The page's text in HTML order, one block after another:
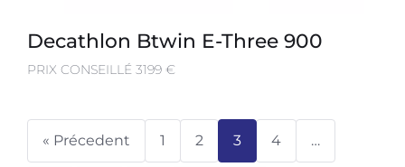
Decathlon Btwin E-Three 900
PRIX CONSEILLÉ 3199 €
« Précedent 1 2 3 4 …